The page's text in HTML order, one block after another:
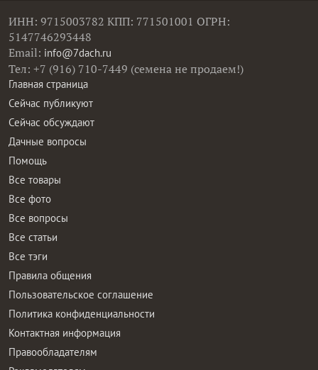
ИНН: 9715003782 КПП: 771501001 ОГРН:
5147746293448
Email: info@7dach.ru
Тел: +7 (916) 710-7449 (семена не продаем!)
Главная страница
Сейчас публикуют
Сейчас обсуждают
Дачные вопросы
Помощь
Все товары
Все фото
Все вопросы
Все статьи
Все тэги
Правила общения
Пользовательское соглашение
Политика конфиденциальности
Контактная информация
Правообладателям